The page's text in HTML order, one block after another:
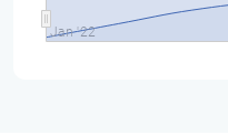
Jan '22